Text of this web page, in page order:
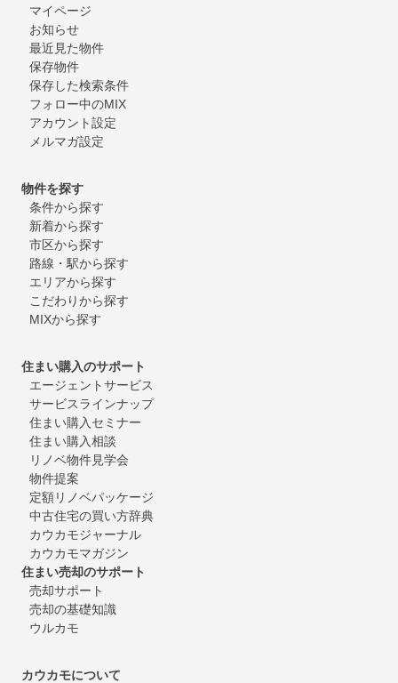
マイページ
お知らせ
最近見た物件
保存物件
保存した検索条件
フォロー中のMIX
アカウント設定
メルマガ設定
物件を探す
条件から探す
新着から探す
市区から探す
路線・駅から探す
エリアから探す
こだわりから探す
MIXから探す
住まい購入のサポート
エージェントサービス
サービスラインナップ
住まい購入セミナー
住まい購入相談
リノベ物件見学会
物件提案
定額リノベパッケージ
中古住宅の買い方辞典
カウカモジャーナル
カウカモマガジン
住まい売却のサポート
売却サポート
売却の基礎知識
ウルカモ
カウカモについて